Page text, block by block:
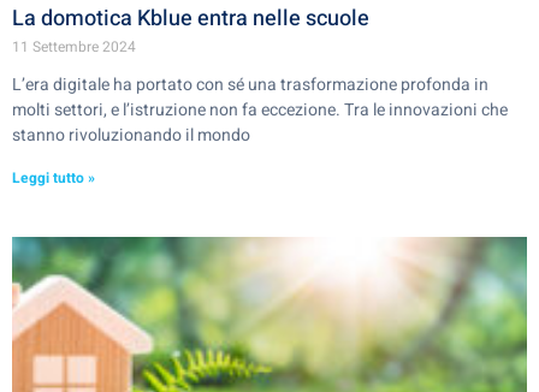
La domotica Kblue entra nelle scuole
11 Settembre 2024
L’era digitale ha portato con sé una trasformazione profonda in
molti settori, e l’istruzione non fa eccezione. Tra le innovazioni che
stanno rivoluzionando il mondo
Leggi tutto »